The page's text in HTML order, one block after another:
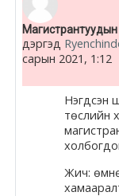
Moodle
Moodle
Docs
дэргэд
сарын 2021, 1:12
Number of
Нэгдсэн
төслийн
Жич: